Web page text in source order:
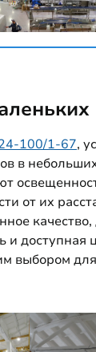
100/1-67,
в
от их
и доступная
выбором